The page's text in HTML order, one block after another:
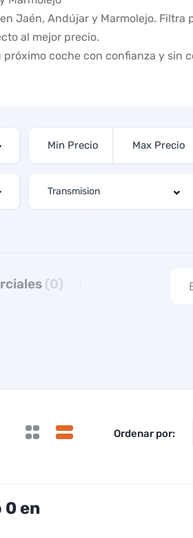
Jaén, Andújar y Marmolejo. Filtra
al mejor precio.
coche con confianza y sin
(0)
Ordenar por:
0 en